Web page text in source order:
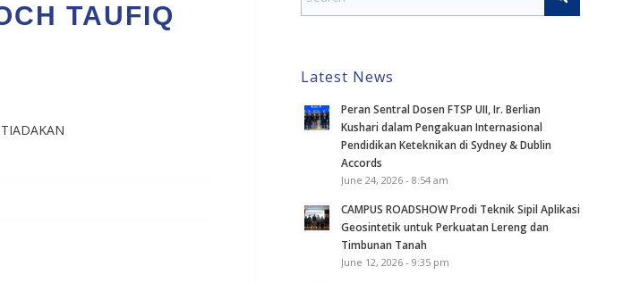
TAUFIQ
Latest News
Peran Sentral Dosen FTSP UII, Ir. Berlian
Kushari dalam Pengakuan Internasional
Pendidikan Keteknikan di Sydney & Dublin
Accords
June 24, 2026 - 8:54 am
CAMPUS ROADSHOW Prodi Teknik Sipil Aplikasi
Geosintetik untuk Perkuatan Lereng dan
Timbunan Tanah
June 12, 2026 - 9:35 pm